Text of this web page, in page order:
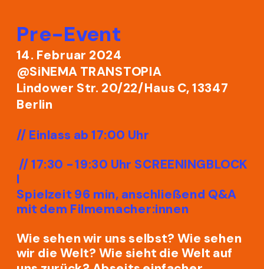
Pre-Event
14. Februar 2024
@SiNEMA TRANSTOPIA
Lindower Str. 20/22/Haus C, 13347
Berlin
// Einlass ab 17:00 Uhr
// 17:30 - 19:30 Uhr SCREENINGBLOCK
I
Spielzeit 96 min, anschließend Q&A
mit dem Filmemacher:innen
Wie sehen wir uns selbst? Wie sehen
wir die Welt? Wie sieht die Welt auf